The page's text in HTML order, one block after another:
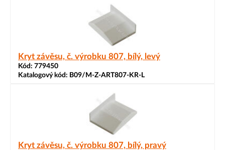
Kryt závěsu, č. výrobku 807, bílý, levý
Kód: 779450
Katalogový kód: B09/M-Z-ART807-KR-L
Kryt závěsu, č. výrobku 807, bílý, pravý